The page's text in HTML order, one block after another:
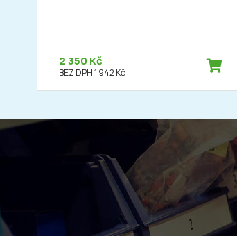
2 350 Kč
BEZ DPH 1 942 Kč